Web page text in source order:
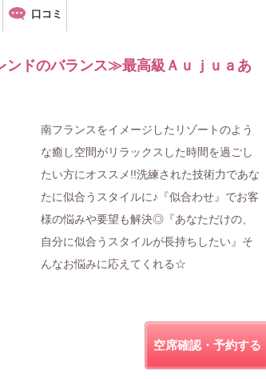
口コミ
ドのバランス≫最高級Ａｕｊｕａあ
南フランスをイメージしたリゾートのよう
な癒し空間がリラックスした時間を過ごし
たい方にオススメ!!洗練された技術力であな
たに似合うスタイルに♪『似合わせ』でお客
様の悩みや要望も解決◎『あなただけの、
自分に似合うスタイルが長持ちしたい』そ
んなお悩みに応えてくれる☆
空席確認・予約する